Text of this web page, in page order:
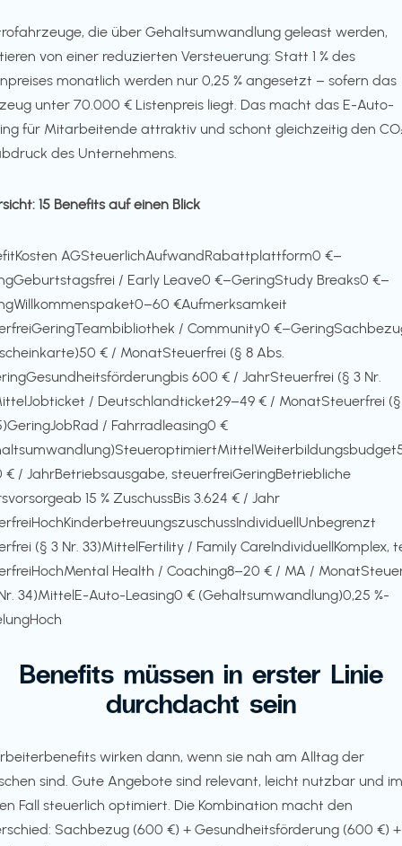
die über Gehaltsumwandlung geleast werden,
von einer reduzierten Versteuerung: Statt 1 % des
monatlich werden nur 0,25 % angesetzt – sofern das
unter 70.000 € Listenpreis liegt. Das macht das E-Auto-
für Mitarbeitende attraktiv und schont gleichzeitig den
des Unternehmens.
15 Benefits auf einen Blick
AGSteuerlichAufwandRabattplattform0 €–
/ Early Leave0 €–GeringStudy Breaks0 €–
€Aufmerksamkeit
/ Community0
€ / MonatSteuerfrei (§ 8 Abs.
600 € / JahrSteuerfrei (§ 3 Nr.
/ Deutschlandticket29–49 € / MonatSteuerfrei
/ Fahrradleasing0 €
€ / JahrBetriebsausgabe, steuerfreiGeringBetriebliche
15 % ZuschussBis 3.624 € / Jahr
(§ 3 Nr. 33)MittelFertility / Family CareIndividuellKomplex,
Health / Coaching8–20 € / MA /
34)MittelE-Auto-Leasing0 € (Gehaltsumwandlung)0,25 %-
Benefits müssen in erster Linie
durchdacht sein
wirken dann, wenn sie nah am Alltag der
sind. Gute Angebote sind relevant, leicht nutzbar und im
Fall steuerlich optimiert. Die Kombination macht den
Sachbezug (600 €) + Gesundheitsförderung (600 €) +